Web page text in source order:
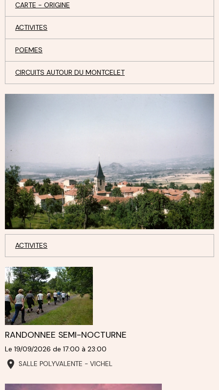
CARTE - ORIGINE
ACTIVITES
POEMES
CIRCUITS AUTOUR DU MONTCELET
ACTIVITES
RANDONNEE SEMI-NOCTURNE
Le 19/09/2026 de 17:00 à 23:00
SALLE POLYVALENTE - VICHEL